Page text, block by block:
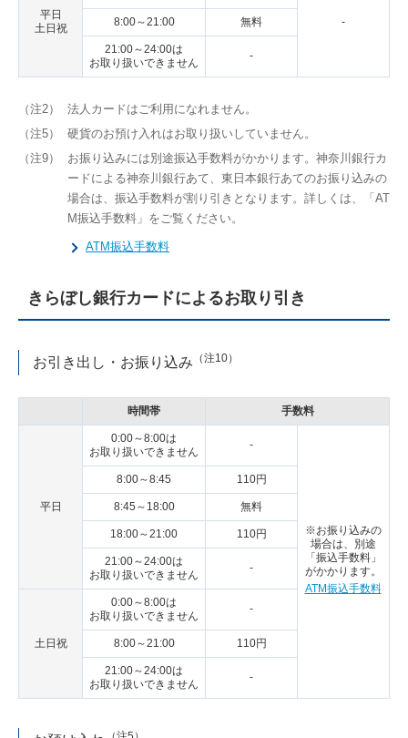
平日
土日祝
-
8:00～21:00 無料
21:00～24:00は
お取り扱いできません
-
（注2）
法人カードはご利用になれません。
（注5）
硬貨のお預け入れはお取り扱いしていません。
（注9）
お振り込みには別途振込手数料がかかります。神奈川銀行カ
ードによる神奈川銀行あて、東日本銀行あてのお振り込みの
場合は、振込手数料が割り引きとなります。詳しくは、「AT
M振込手数料」をご覧ください。
ATM振込手数料
きらぼし銀行カードによるお取り引き
お引き出し・お振り込み （注10）
時間帯 手数料
平日
0:00～8:00は
お取り扱いできません
-
※お振り込みの
場合は、別途
「振込手数料」
がかかります。
ATM振込手数料
8:00～8:45 110円
8:45～18:00 無料
18:00～21:00 110円
21:00～24:00は
お取り扱いできません
-
土日祝
0:00～8:00は
お取り扱いできません
-
8:00～21:00 110円
21:00～24:00は
お取り扱いできません
-